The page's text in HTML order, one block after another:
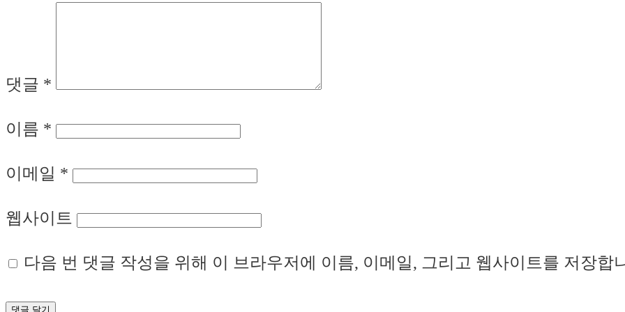
댓글 *
이름 *
이메일 *
웹사이트
다음 번 댓글 작성을 위해 이 브라우저에 이름, 이메일, 그리고 웹사이트를 저장합